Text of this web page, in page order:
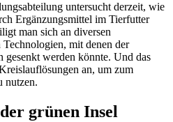
untersucht derzeit, wie
Ergänzungsmittel im Tierfutter
man sich an diversen
mit denen der
gesenkt werden könnte. Und das
an, um zum
nutzen.
grünen Insel